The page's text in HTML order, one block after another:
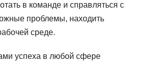
в команде и справляться с
проблемы, находить
среде.
успеха в любой сфере